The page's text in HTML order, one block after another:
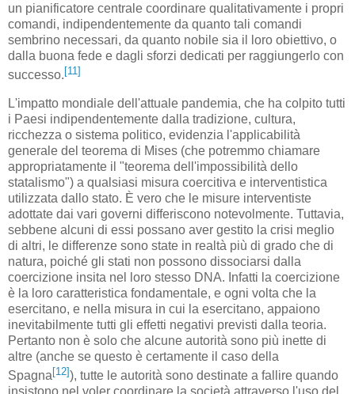
un pianificatore centrale coordinare qualitativamente i propri
comandi, indipendentemente da quanto tali comandi
sembrino necessari, da quanto nobile sia il loro obiettivo, o
dalla buona fede e dagli sforzi dedicati per raggiungerlo con
successo.[11]
L'impatto mondiale dell'attuale pandemia, che ha colpito tutti
i Paesi indipendentemente dalla tradizione, cultura,
ricchezza o sistema politico, evidenzia l'applicabilità
generale del teorema di Mises (che potremmo chiamare
appropriatamente il "teorema dell'impossibilità dello
statalismo") a qualsiasi misura coercitiva e interventistica
utilizzata dallo stato. È vero che le misure interventiste
adottate dai vari governi differiscono notevolmente. Tuttavia,
sebbene alcuni di essi possano aver gestito la crisi meglio
di altri, le differenze sono state in realtà più di grado che di
natura, poiché gli stati non possono dissociarsi dalla
coercizione insita nel loro stesso DNA. Infatti la coercizione
è la loro caratteristica fondamentale, e ogni volta che la
esercitano, e nella misura in cui la esercitano, appaiono
inevitabilmente tutti gli effetti negativi previsti dalla teoria.
Pertanto non è solo che alcune autorità sono più inette di
altre (anche se questo è certamente il caso della
Spagna[12]), tutte le autorità sono destinate a fallire quando
insistono nel voler coordinare la società attraverso l'uso del